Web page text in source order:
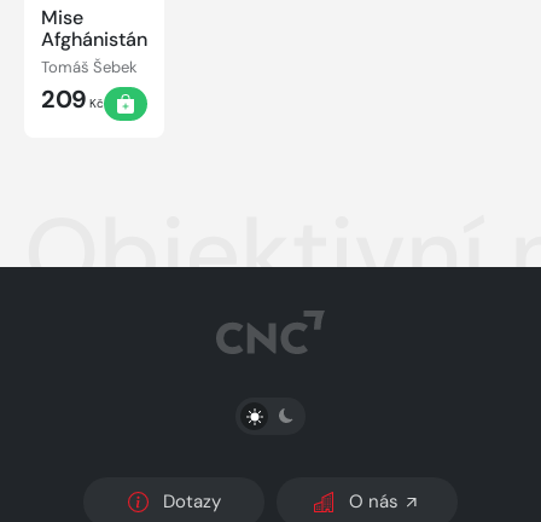
Mise
Afghánistán
Tomáš Šebek
209 Kč
Objektivní
PŘEPNOUT SVĚTLÝ/TMAVÝ REŽIM
Dotazy O nás